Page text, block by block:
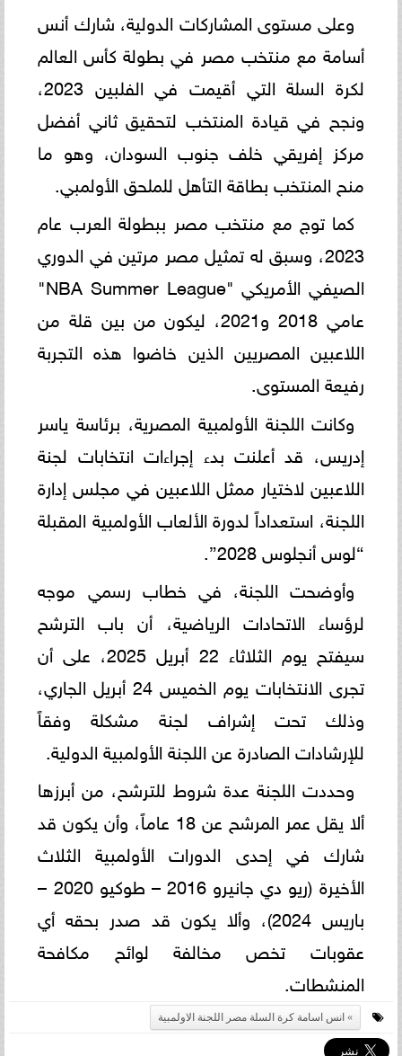
وعلى مستوى المشاركات الدولية، شارك أنس
أسامة مع منتخب مصر في بطولة كأس العالم
لكرة السلة التي أقيمت في الفلبين 2023،
ونجح في قيادة المنتخب لتحقيق ثاني أفضل
مركز إفريقي خلف جنوب السودان، وهو ما
منح المنتخب بطاقة التأهل للملحق الأولمبي.
كما توج مع منتخب مصر ببطولة العرب عام
2023، وسبق له تمثيل مصر مرتين في الدوري
الصيفي الأمريكي "NBA Summer League"
عامي 2018 و2021، ليكون من بين قلة من
اللاعبين المصريين الذين خاضوا هذه التجربة
رفيعة المستوى.
وكانت اللجنة الأولمبية المصرية، برئاسة ياسر
إدريس، قد أعلنت بدء إجراءات انتخابات لجنة
اللاعبين لاختيار ممثل اللاعبين في مجلس إدارة
اللجنة، استعداداً لدورة الألعاب الأولمبية المقبلة
“لوس أنجلوس 2028”.
وأوضحت اللجنة، في خطاب رسمي موجه
لرؤساء الاتحادات الرياضية، أن باب الترشح
سيفتح يوم الثلاثاء 22 أبريل 2025، على أن
تجرى الانتخابات يوم الخميس 24 أبريل الجاري،
وذلك تحت إشراف لجنة مشكلة وفقاً
للإرشادات الصادرة عن اللجنة الأولمبية الدولية.
وحددت اللجنة عدة شروط للترشح، من أبرزها
ألا يقل عمر المرشح عن 18 عاماً، وأن يكون قد
شارك في إحدى الدورات الأولمبية الثلاث
الأخيرة (ريو دي جانيرو 2016 – طوكيو 2020 –
باريس 2024)، وألا يكون قد صدر بحقه أي
عقوبات تخص مخالفة لوائح مكافحة
المنشطات.
انس اسامة كرة السلة مصر اللجنة الاولمبية